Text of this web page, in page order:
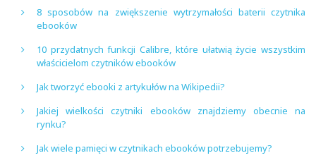
8 sposobów na zwiększenie wytrzymałości baterii czytnika
ebooków
10 przydatnych funkcji Calibre, które ułatwią życie wszystkim
właścicielom czytników ebooków
Jak tworzyć ebooki z artykułów na Wikipedii?
Jakiej wielkości czytniki ebooków znajdziemy obecnie na
rynku?
Jak wiele pamięci w czytnikach ebooków potrzebujemy?